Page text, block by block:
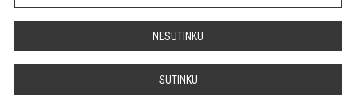
NESUTINKU
SUTINKU